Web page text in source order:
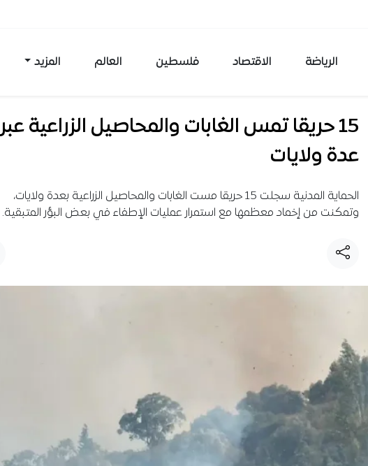
الرياضة الاقتصاد فلسطين العالم المزيد
15 حريقا تمس الغابات والمحاصيل الزراعية عبر
عدة ولايات
الحماية المدنية سجلت 15 حريقا مست الغابات والمحاصيل الزراعية بعدة ولايات،
وتمكنت من إخماد معظمها مع استمرار عمليات الإطفاء في بعض البؤر المتبقية.